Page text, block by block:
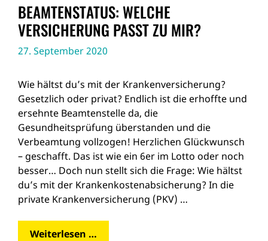
BEAMTENSTATUS: WELCHE
VERSICHERUNG PASST ZU MIR?
27. September 2020
Wie hältst du’s mit der Krankenversicherung?
Gesetzlich oder privat? Endlich ist die erhoffte und
ersehnte Beamtenstelle da, die
Gesundheitsprüfung überstanden und die
Verbeamtung vollzogen! Herzlichen Glückwunsch
– geschafft. Das ist wie ein 6er im Lotto oder noch
besser… Doch nun stellt sich die Frage: Wie hältst
du’s mit der Krankenkostenabsicherung? In die
private Krankenversicherung (PKV) …
Weiterlesen …